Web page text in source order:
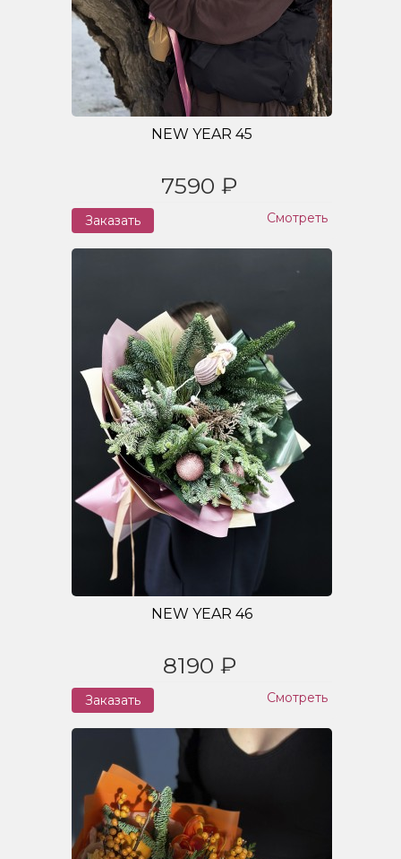
NEW YEAR 45
7590 ₽
Заказать Смотреть
NEW YEAR 46
8190 ₽
Заказать Смотреть